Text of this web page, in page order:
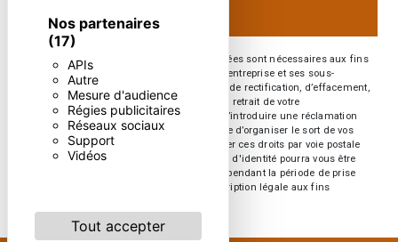
Nos partenaires
(17)
APIs
Autre
Mesure d'audience
Régies publicitaires
Réseaux sociaux
Support
Vidéos
Tout accepter
** Les données personnelles communiquées sont nécessaires aux fins
de vous contacter. Elles sont destinées à l'entreprise et ses sous-
traitants. Vous disposez de droits d’accès, de rectification, d’effacement,
de portabilité, de limitation, d’opposition, de retrait de votre
consentement à tout moment et du droit d’introduire une réclamation
auprès d’une autorité de contrôle, ainsi que d’organiser le sort de vos
données post-mortem. Vous pouvez exercer ces droits par voie postale
ou par courrier électronique. Un justificatif d'identité pourra vous être
demandé. Nous conservons vos données pendant la période de prise
de contact puis pendant la durée de prescription légale aux fins